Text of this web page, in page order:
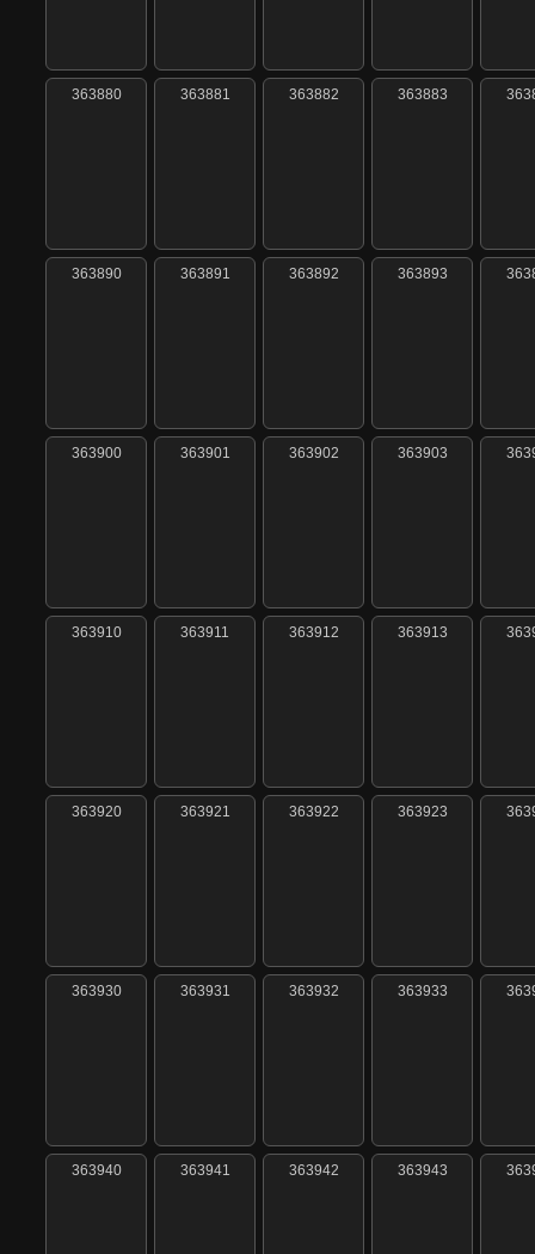
363880 363881 363882 363883
363890 363891 363892 363893
363900 363901 363902 363903
363910 363911 363912 363913
363920 363921 363922 363923
363930 363931 363932 363933
363940 363941 363942 363943